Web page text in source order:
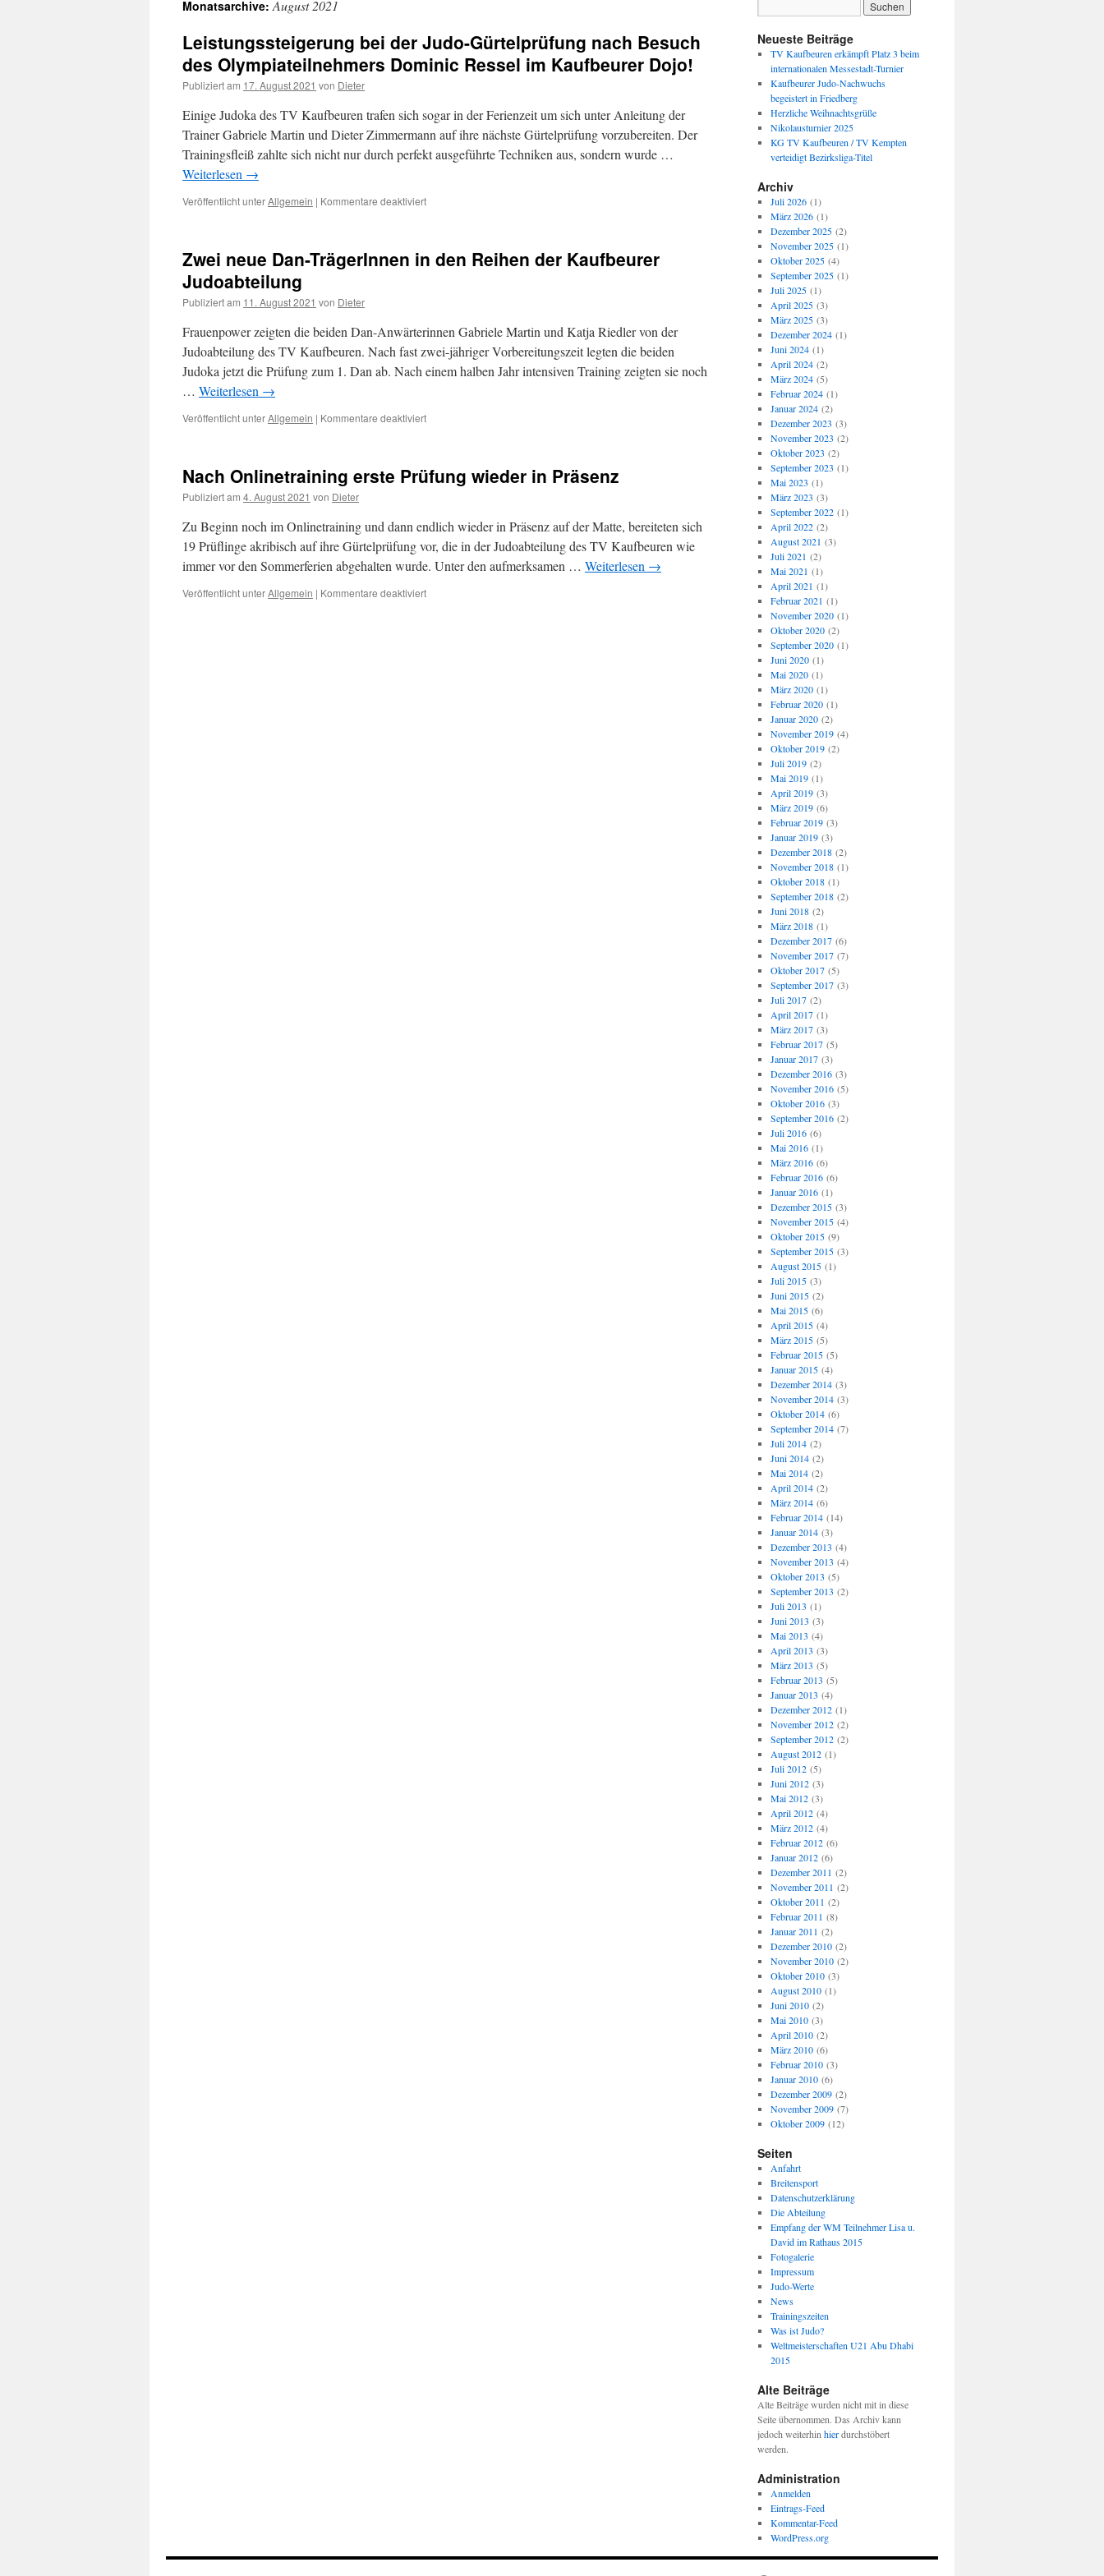
Inhalt
Monatsarchive:August 2021
Leistungssteigerung bei der Judo-Gürtelprüfung nach Besuch
des Olympiateilnehmers Dominic Ressel im Kaufbeurer Dojo!
Publiziert am 17. August 2021 von Dieter
Einige Judoka des TV Kaufbeuren trafen sich sogar in der Ferienzeit um sich unter Anleitung der
Trainer Gabriele Martin und Dieter Zimmermann auf ihre nächste Gürtelprüfung vorzubereiten. Der
Trainingsfleiß zahlte sich nicht nur durch perfekt ausgeführte Techniken aus, sondern wurde …
Weiterlesen →
Veröffentlicht unterAllgemein | Kommentare deaktiviertfür
Judo-
Olympiateilnehmers
Dominic
Ressel
im
Zwei neue Dan-TrägerInnen in den Reihen der Kaufbeurer
Judoabteilung
Publiziert am 11. August 2021 von Dieter
Frauenpower zeigten die beiden Dan-Anwärterinnen Gabriele Martin und Katja Riedler von der
Judoabteilung des TV Kaufbeuren. Nach fast zwei-jähriger Vorbereitungszeit legten die beiden
Judoka jetzt die Prüfung zum 1. Dan ab. Nach einem halben Jahr intensiven Training zeigten sie noch
… Weiterlesen →
Veröffentlicht unterAllgemein | Kommentare deaktiviertfür
TrägerInnen
Reihen
der
Kaufbeurer
Judoabteilung
Nach Onlinetraining erste Prüfung wieder in Präsenz
Publiziert am 4. August 2021 von Dieter
Zu Beginn noch im Onlinetraining und dann endlich wieder in Präsenz auf der Matte, bereiteten sich
19 Prüflinge akribisch auf ihre Gürtelprüfung vor, die in der Judoabteilung des TV Kaufbeuren wie
immer vor den Sommerferien abgehalten wurde. Unter den aufmerksamen … Weiterlesen →
Veröffentlicht unterAllgemein | Kommentare deaktiviertfür
Neueste Beiträge
TV Kaufbeuren erkämpft Platz 3 beim
internationalen Messestadt-Turnier
Kaufbeurer Judo-Nachwuchs
begeistert in Friedberg
Herzliche Weihnachtsgrüße
Nikolausturnier 2025
KG TV Kaufbeuren / TV Kempten
verteidigt Bezirksliga-Titel
Archiv
Juli 2026(1)
März 2026(1)
Dezember 2025(2)
November 2025(1)
Oktober 2025(4)
September 2025(1)
Juli 2025(1)
April 2025(3)
März 2025(3)
Dezember 2024(1)
Juni 2024(1)
April 2024(2)
März 2024(5)
Februar 2024(1)
Januar 2024(2)
Dezember 2023 (3)
November 2023 (2)
Oktober 2023 (2)
September 2023 (1)
Mai 2023 (1)
März 2023 (3)
September 2022(1)
April 2022(2)
August 2021 (3)
Juli 2021 (2)
Mai 2021 (1)
April 2021 (1)
Februar 2021 (1)
November 2020(1)
Oktober 2020(2)
September 2020(1)
Juni 2020(1)
Mai 2020(1)
März 2020(1)
Februar 2020(1)
Januar 2020(2)
November 2019(4)
Oktober 2019(2)
Juli 2019(2)
Mai 2019(1)
April 2019(3)
März 2019(6)
Februar 2019(3)
Januar 2019(3)
Dezember 2018(2)
November 2018(1)
Oktober 2018(1)
September 2018(2)
Juni 2018(2)
März 2018(1)
Dezember 2017(6)
November 2017(7)
Oktober 2017(5)
September 2017(3)
Juli 2017(2)
April 2017(1)
März 2017(3)
Februar 2017(5)
Januar 2017(3)
Dezember 2016(3)
November 2016(5)
Oktober 2016(3)
September 2016(2)
Juli 2016(6)
Mai 2016(1)
März 2016(6)
Februar 2016(6)
Januar 2016(1)
Dezember 2015(3)
November 2015(4)
Oktober 2015(9)
September 2015(3)
August 2015(1)
Juli 2015(3)
Juni 2015(2)
Mai 2015(6)
April 2015(4)
März 2015(5)
Februar 2015(5)
Januar 2015(4)
Dezember 2014(3)
November 2014(3)
Oktober 2014(6)
September 2014(7)
Juli 2014(2)
Juni 2014(2)
Mai 2014(2)
April 2014(2)
März 2014(6)
Februar 2014(14)
Januar 2014(3)
Dezember 2013 (4)
November 2013 (4)
Oktober 2013 (5)
September 2013 (2)
Juli 2013 (1)
Juni 2013 (3)
Mai 2013 (4)
April 2013 (3)
März 2013 (5)
Februar 2013 (5)
Januar 2013 (4)
Dezember 2012(1)
November 2012(2)
September 2012(2)
August 2012(1)
Juli 2012(5)
Juni 2012(3)
Mai 2012(3)
April 2012(4)
März 2012(4)
Februar 2012(6)
Januar 2012(6)
Dezember 2011 (2)
November 2011 (2)
Oktober 2011 (2)
Februar 2011 (8)
Januar 2011 (2)
Dezember 2010(2)
November 2010(2)
Oktober 2010(3)
August 2010(1)
Juni 2010(2)
Mai 2010(3)
April 2010(2)
März 2010(6)
Februar 2010(3)
Januar 2010(6)
Dezember 2009(2)
November 2009(7)
Oktober 2009(12)
Seiten
Anfahrt
Breitensport
Datenschutzerklärung
Die Abteilung
Empfang der WM Teilnehmer Lisa u.
David im Rathaus 2015
Fotogalerie
Impressum
Judo-Werte
News
Trainingszeiten
Was ist Judo?
Weltmeisterschaften U21 Abu Dhabi
2015
Alte Beiträge
Alte Beiträge wurden nicht mit in diese
Seite übernommen. Das Archiv kann
jedoch weiterhin hierdurchstöbert
werden.
Administration
Anmelden
Eintrags-Feed
Kommentar-Feed
WordPress.org